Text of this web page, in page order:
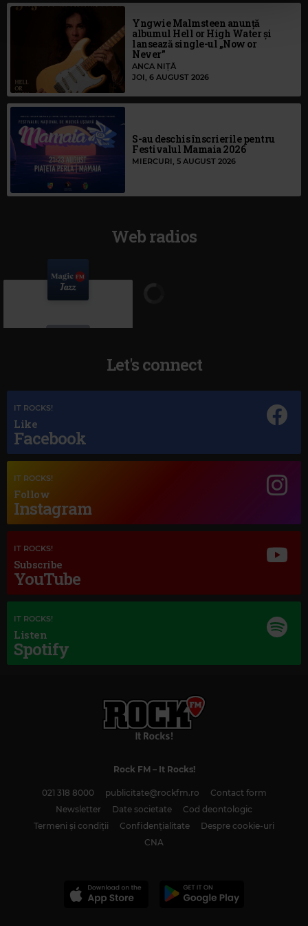
Yngwie Malmsteen anunță
albumul Hell or High Water și
lansează single-ul „Now or
Never”
ANCA NIȚĂ
JOI, 6 AUGUST 2026
S-au deschis înscrierile pentru
Festivalul Mamaia 2026
MIERCURI, 5 AUGUST 2026
Web radios
Magic Jazz
DIANA KRALL –TEMPTATION
Magic Classic Music
SERGEI PROKOFIEV – PROKOFIEV: ROMEO AND JULIET, OP. 64, ACT 1:
DANCE OF THE KNIGHTS
Let's connect
IT ROCKS!
Like
Facebook
IT ROCKS!
Follow
Instagram
IT ROCKS!
Subscribe
YouTube
IT ROCKS!
Listen
Spotify
Rock FM– It Rocks!
021 318 8000 publicitate@rockfm.ro
Contact form
Newsletter
Date societate
Cod deontologic
Termeni și condiții
Confidențialitate
Despre cookie-uri
CNA